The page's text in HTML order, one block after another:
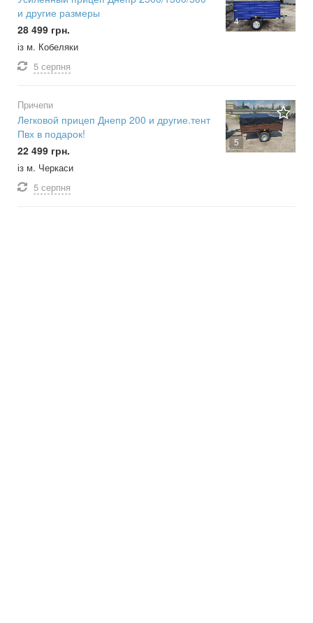
4
и другие размеры
28 499 грн.
із м. Кобеляки
5 серпня
5
Причепи
Легковой прицеп Днепр 200 и другие.тент
Пвх в подарок!
22 499 грн.
із м. Черкаси
5 серпня